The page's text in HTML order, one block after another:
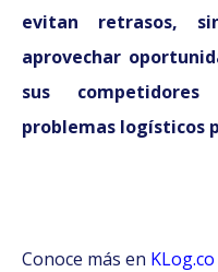
evitan retrasos,
aprovechar
sus
problemas logísticos
Conoce más en KLog.co